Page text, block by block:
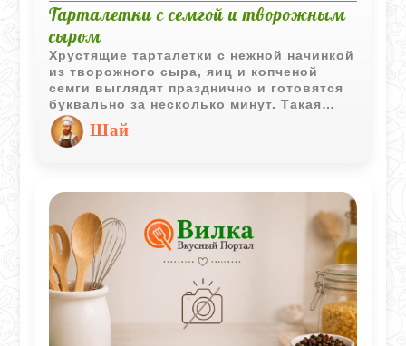
Тарталетки с семгой и творожным
сыром
Хрустящие тарталетки с нежной начинкой
из творожного сыра, яиц и копченой
семги выглядят празднично и готовятся
буквально за несколько минут. Такая
закуска отлично подходит для фуршета,
семейного застолья или новогоднего
Шай